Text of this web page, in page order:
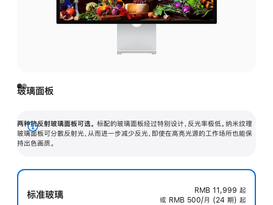
玻璃面板
两种抗反射玻璃面板可选。 标配的玻璃面板经过特别设计，反光率极低。纳米纹理
玻璃面板可分散反射光，从而进一步减少反光，即使在高亮光源的工作场所也能保
持出色画质。
展
开
标准玻璃 RMB 11,999 起
或 RMB 500/月 (24 期) 起